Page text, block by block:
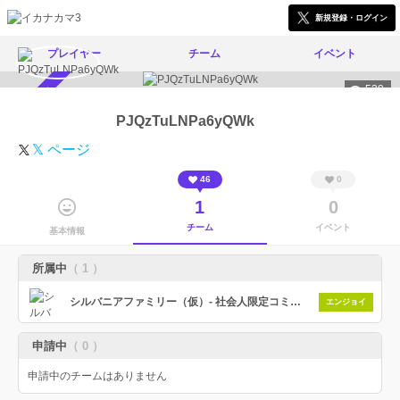
新規登録・ログイン
プレイヤー チーム イベント
539
PJQzTuLNPa6yQWk
𝕏 ページ
基本情報
46
1
チーム
0
0
イベント
所属中 （ 1 ）
シルバニアファミリー（仮）- 社会人限定コミュニティ エンジョイ
申請中 （ 0 ）
申請中のチームはありません